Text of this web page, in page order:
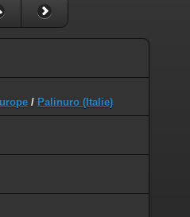
/ Palinuro (Italie)